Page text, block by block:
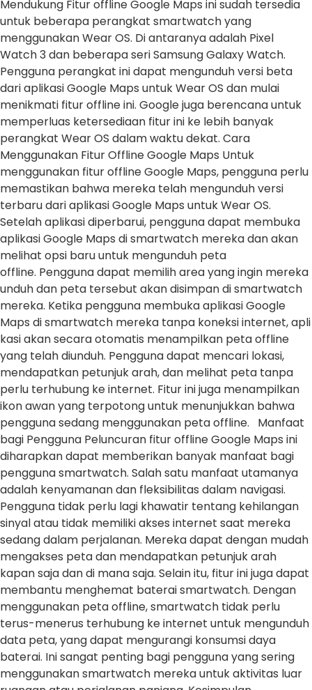
Mendukung Fitur offline Google Maps ini sudah tersedia
untuk beberapa perangkat smartwatch yang
menggunakan Wear OS. Di antaranya adalah Pixel
Watch 3 dan beberapa seri Samsung Galaxy Watch.
Pengguna perangkat ini dapat mengunduh versi beta
dari aplikasi Google Maps untuk Wear OS dan mulai
menikmati fitur offline ini. Google juga berencana untuk
memperluas ketersediaan fitur ini ke lebih banyak
perangkat Wear OS dalam waktu dekat. Cara
Menggunakan Fitur Offline Google Maps Untuk
menggunakan fitur offline Google Maps, pengguna perlu
memastikan bahwa mereka telah mengunduh versi
terbaru dari aplikasi Google Maps untuk Wear OS.
Setelah aplikasi diperbarui, pengguna dapat membuka
aplikasi Google Maps di smartwatch mereka dan akan
melihat opsi baru untuk mengunduh peta
offline. Pengguna dapat memilih area yang ingin mereka
unduh dan peta tersebut akan disimpan di smartwatch
mereka. Ketika pengguna membuka aplikasi Google
Maps di smartwatch mereka tanpa koneksi internet, apli
kasi akan secara otomatis menampilkan peta offline
yang telah diunduh. Pengguna dapat mencari lokasi,
mendapatkan petunjuk arah, dan melihat peta tanpa
perlu terhubung ke internet. Fitur ini juga menampilkan
ikon awan yang terpotong untuk menunjukkan bahwa
pengguna sedang menggunakan peta offline. Manfaat
bagi Pengguna Peluncuran fitur offline Google Maps ini
diharapkan dapat memberikan banyak manfaat bagi
pengguna smartwatch. Salah satu manfaat utamanya
adalah kenyamanan dan fleksibilitas dalam navigasi.
Pengguna tidak perlu lagi khawatir tentang kehilangan
sinyal atau tidak memiliki akses internet saat mereka
sedang dalam perjalanan. Mereka dapat dengan mudah
mengakses peta dan mendapatkan petunjuk arah
kapan saja dan di mana saja. Selain itu, fitur ini juga dapat
membantu menghemat baterai smartwatch. Dengan
menggunakan peta offline, smartwatch tidak perlu
terus-menerus terhubung ke internet untuk mengunduh
data peta, yang dapat mengurangi konsumsi daya
baterai. Ini sangat penting bagi pengguna yang sering
menggunakan smartwatch mereka untuk aktivitas luar